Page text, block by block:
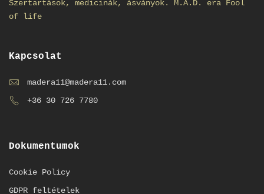
Szertartások, medicinák, ásványok. M.A.D. era Fool
of life
Kapcsolat
madera11@madera11.com
+36 30 726 7780
Dokumentumok
Cookie Policy
GDPR feltételek